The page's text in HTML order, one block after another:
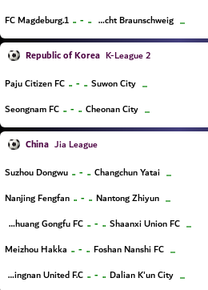
1.FC Magdeburg .. - .. TSV Eintracht Braunschweig ...
Republic of Korea K-League 2
Paju Citizen FC .. - .. Suwon City ...
Seongnam FC .. - .. Cheonan City ...
China Jia League
Suzhou Dongwu .. - .. Changchun Yatai ...
Nanjing Fengfan .. - .. Nantong Zhiyun ...
Shijiazhuang Gongfu FC .. - .. Shaanxi Union FC ...
Meizhou Hakka .. - .. Foshan Nanshi FC ...
Jiangxi Dingnan United F.C .. - .. Dalian K'un City ...